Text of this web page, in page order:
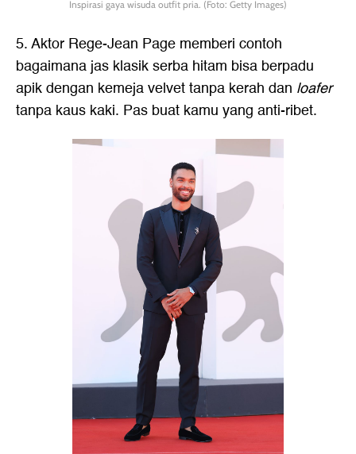
Inspirasi gaya wisuda outfit pria. (Foto: Getty Images)
5. Aktor Rege-Jean Page memberi contoh
bagaimana jas klasik serba hitam bisa berpadu
apik dengan kemeja velvet tanpa kerah dan loafer
tanpa kaus kaki. Pas buat kamu yang anti-ribet.